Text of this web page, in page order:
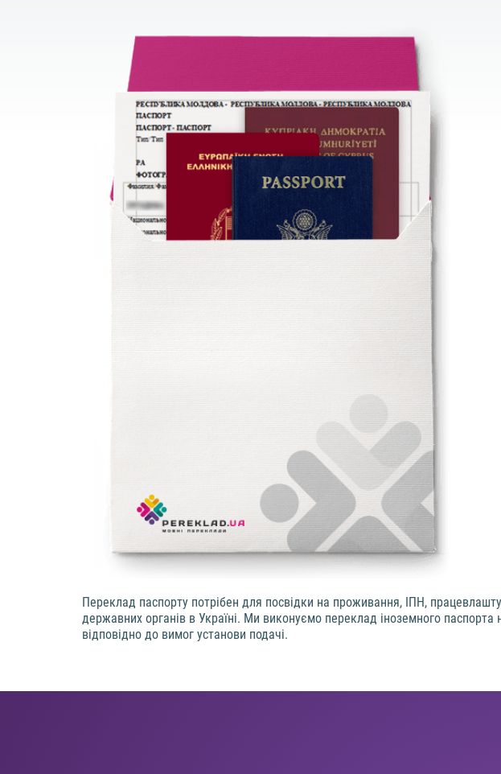
Переклад паспорту потрібен для посвідки на проживання, ІПН,
державних органів в Україні. Ми виконуємо переклад іноземного
відповідно до вимог установи подачі.